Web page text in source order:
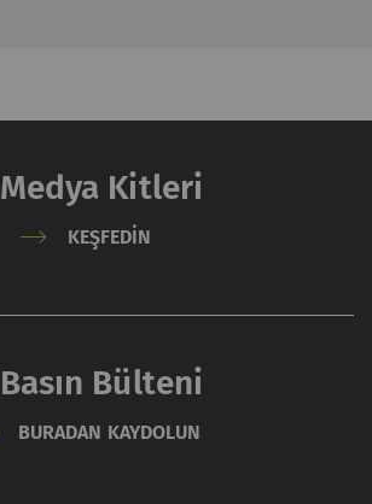
Medya Kitleri
KEŞFEDIN
Basın Bülteni
BURADAN KAYDOLUN